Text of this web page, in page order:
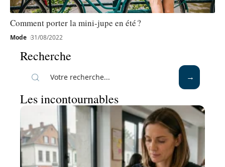
Comment porter la mini-jupe en été ?
Mode 31/08/2022
Recherche
Les incontournables